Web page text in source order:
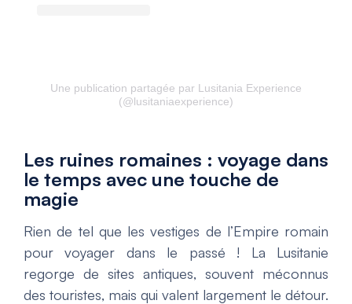
Une publication partagée par Lusitania Experience
(@lusitaniaexperience)
Les ruines romaines : voyage dans
le temps avec une touche de
magie
Rien de tel que les vestiges de l’Empire romain
pour voyager dans le passé ! La Lusitanie
regorge de sites antiques, souvent méconnus
des touristes, mais qui valent largement le détour.